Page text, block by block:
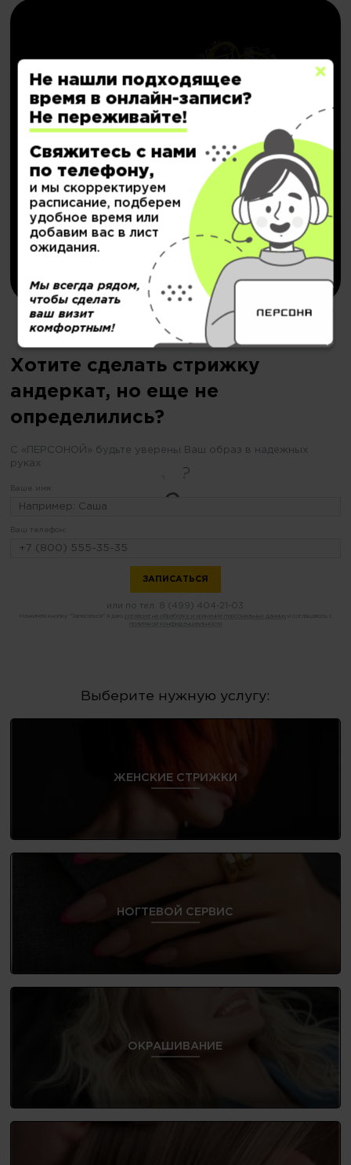
НОВИНКА!
Персональный депозит
с кешбэком до
20.000₽
Подробнее..
Хотите сделать стрижку
андеркат, но еще не
определились?
С «ПЕРСОНОЙ» будьте уверены Ваш образ в надежных
руках
Ваше имя:
Ваш телефон:
или по тел. 8 (499) 404-21-03
Нажимая кнопку "Записаться" я даю согласие на обработку и хранение персональных данных
политикой конфиденциальности
Выберите нужную услугу:
ЖЕНСКИЕ СТРИЖКИ
НОГТЕВОЙ СЕРВИС
ОКРАШИВАНИЕ
Не нашли подходящее
время в онлайн-записи?
Не переживайте!
Свяжитесь с нами
по телефону,
и мы скорректируем
расписание, подберем
удобное время или
добавим вас в лист
ожидания.
Мы всегда рядом,
чтобы сделать
ваш визит
комфортным!